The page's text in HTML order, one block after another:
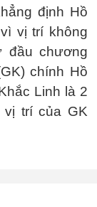
định Hồ
vị trí không
đầu chương
chính Hồ
Linh là 2
trí của GK